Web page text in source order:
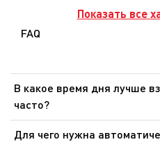
Показать все
FAQ
В какое время дня лучше
часто?
Всегда взвешивайтесь в
Лучше всего взвешиваться
Для чего нужна